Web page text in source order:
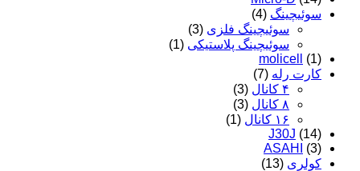
سوئیچینگ (4)
سوئیچینگ فلزی (3)
سوئیچینگ پلاستیکی (1)
molicell
(1)
کارت رله (7)
۴ کانال
(3)
۸ کانال
(3)
۱۶ کانال
(1)
J30J (14)
ASAHI
(3)
کولری (13)